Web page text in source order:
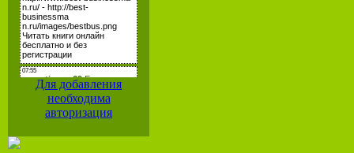
Для добавления
необходима
авторизация